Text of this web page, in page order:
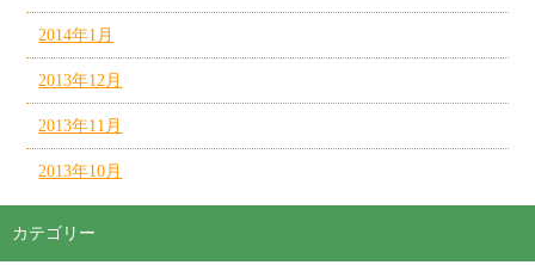
2014年1月
2013年12月
2013年11月
2013年10月
カテゴリー